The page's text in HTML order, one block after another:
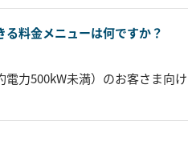
料金メニューは何ですか？
力500kW未満）のお客さま向